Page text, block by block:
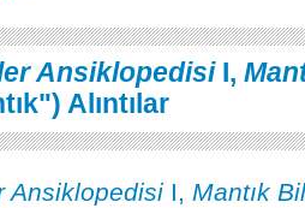
Ansiklopedisi I,
Alıntılar
Ansiklopedisi I, Mantık